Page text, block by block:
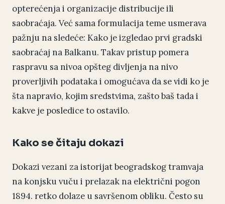
opterećenja i organizacije distribucije ili
saobraćaja. Već sama formulacija teme usmerava
pažnju na sledeće: Kako je izgledao prvi gradski
saobraćaj na Balkanu. Takav pristup pomera
raspravu sa nivoa opšteg divljenja na nivo
proverljivih podataka i omogućava da se vidi ko je
šta napravio, kojim sredstvima, zašto baš tada i
kakve je posledice to ostavilo.
Kako se čitaju dokazi
Dokazi vezani za istorijat beogradskog tramvaja
na konjsku vuču i prelazak na električni pogon
1894. retko dolaze u savršenom obliku. Često su